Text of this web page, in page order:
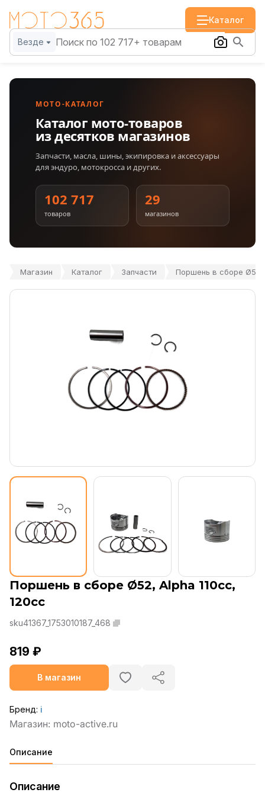
Каталог
Везде
МОТО-КАТАЛОГ
Каталог мото-товаров
из десятков магазинов
Запчасти, масла, шины, экипировка и аксессуары
для эндуро, мотокросса и других.
102 717
товаров
29
магазинов
Магазин Каталог Запчасти Поршень в сборе Ø52,
Поршень в сборе Ø52, Alpha 110сс,
120сс
sku41367_1753010187_468
819 ₽
В магазин
Бренд: ℹ️
Описание
Описание